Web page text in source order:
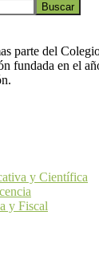
Buscar
parte del
fundada en el
y Científica
y Fiscal